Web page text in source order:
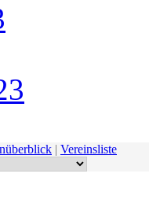
| Vereinsliste